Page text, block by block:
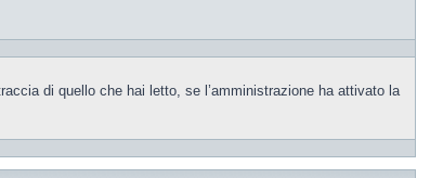
di quello che hai letto, se l’amministrazione ha attivato la